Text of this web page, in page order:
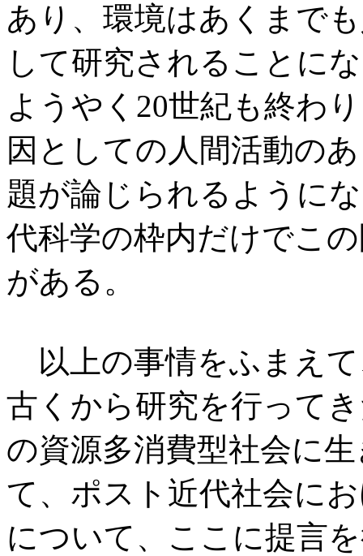
あり、環境はあくまで
して研究されることに
ようやく20世紀も終わ
因としての人間活動の
題が論じられるように
代科学の枠内だけでこ
がある。
以上の事情をふまえ
古くから研究を行って
の資源多消費型社会に
て、ポスト近代社会に
について、ここに提言